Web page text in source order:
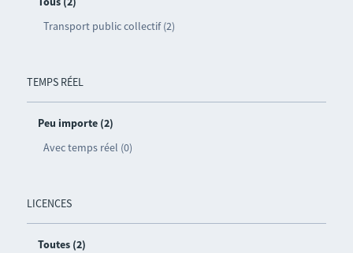
Transport public collectif (2)
TEMPS RÉEL
Peu importe (2)
Avec temps réel (0)
LICENCES
Toutes (2)